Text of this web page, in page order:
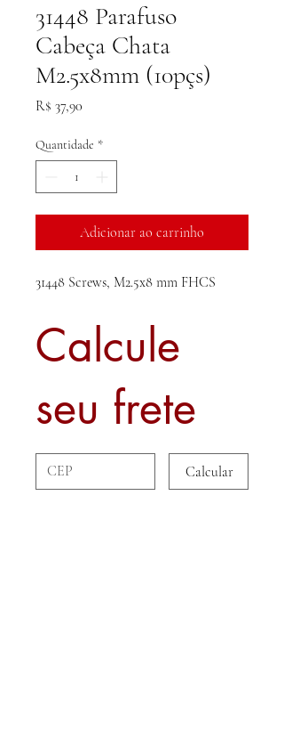
31448 Parafuso
Cabeça Chata
M2.5x8mm (10pçs)
R$ 37,90
Quantidade *
Adicionar ao carrinho
31448 Screws, M2.5x8 mm FHCS
Calcule
seu frete
Calcular